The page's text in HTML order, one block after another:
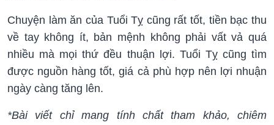
Chuyện làm ăn của Tuổi Tỵ cũng rất tốt, tiền bạc thu
về tay không ít, bản mệnh không phải vất vả quá
nhiều mà mọi thứ đều thuận lợi. Tuổi Tỵ cũng tìm
được nguồn hàng tốt, giá cả phù hợp nên lợi nhuận
ngày càng tăng lên.
*Bài viết chỉ mang tính chất tham khảo, chiêm